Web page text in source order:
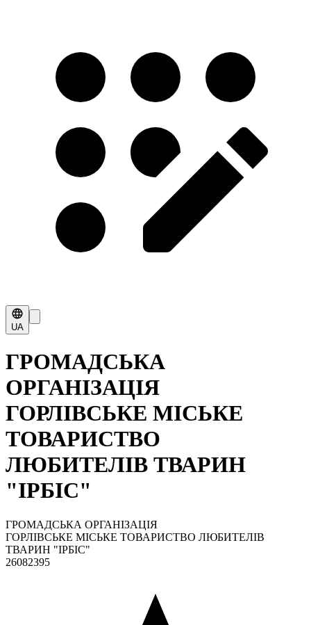
UA
ГРОМАДСЬКА
ОРГАНІЗАЦІЯ
ГОРЛІВСЬКЕ МІСЬКЕ
ТОВАРИСТВО
ЛЮБИТЕЛІВ ТВАРИН
"ІРБІС"
ГРОМАДСЬКА ОРГАНІЗАЦІЯ
ГОРЛІВСЬКЕ МІСЬКЕ ТОВАРИСТВО ЛЮБИТЕЛІВ
ТВАРИН "ІРБІС"
26082395